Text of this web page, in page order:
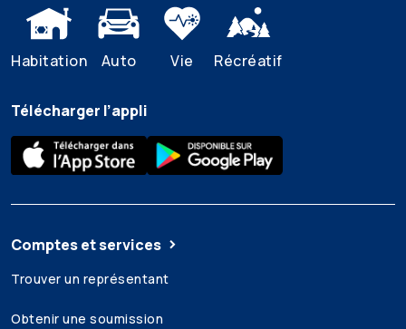
Habitation Auto Vie Récréatif
Télécharger l’appli
Comptes et services
Trouver un représentant
Obtenir une soumission